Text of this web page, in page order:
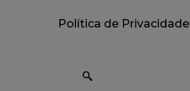
Política de Privacidade